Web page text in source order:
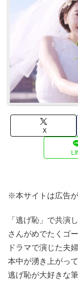
X
※本サイトは広告が
「逃げ恥」で共演
さんがめでたくゴ
ドラマで演じた夫
本中が湧き上がって
逃げ恥が大好きな